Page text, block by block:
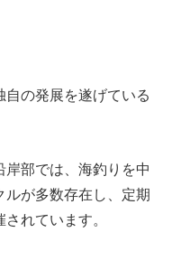
の発展を遂げている
部では、海釣りを中
が多数存在し、定期
れています。